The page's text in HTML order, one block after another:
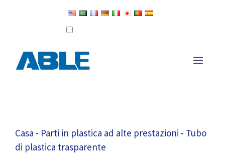
Modifica traduzione
Casa - Parti in plastica ad alte prestazioni - Tubo
di plastica trasparente